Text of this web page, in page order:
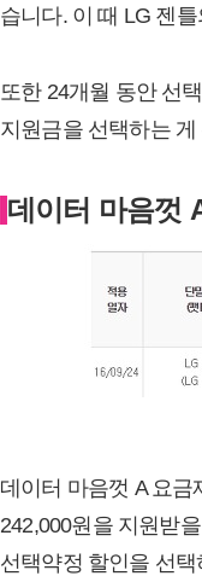
습니다. 이 때 LG 젠
또한 24개월 동안 선
지원금을 선택하는
데이터 마음껏
데이터 마음껏 A 요
242,000원을 지원받
선택약정 할인을 선